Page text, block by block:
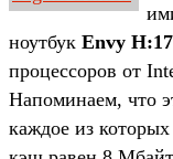
ноутбук Envy
процессоров от
Напоминаем, что
каждое из